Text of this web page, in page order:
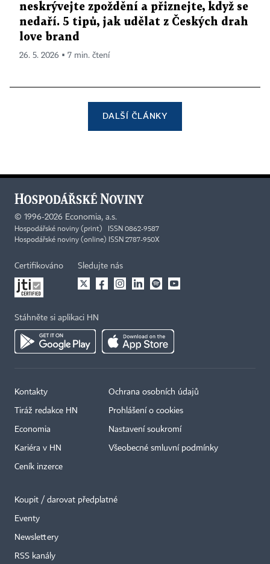
neskrývejte zpoždění a přiznejte, když se
nedaří. 5 tipů, jak udělat z Českých drah
love brand
26. 5. 2026 ▪ 7 min. čtení
DALŠÍ ČLÁNKY
© 1996-2026 Economia, a.s.
Hospodářské noviny (print) ISSN 0862-9587
Hospodářské noviny (online) ISSN 2787-950X
Certifikováno Sledujte nás
Stáhněte si aplikaci HN
Kontakty
Tiráž redakce HN
Economia
Kariéra v HN
Ceník inzerce
Ochrana osobních údajů
Prohlášení o cookies
Nastavení soukromí
Všeobecné smluvní podmínky
Koupit / darovat předplatné
Eventy
Newslettery
RSS kanály